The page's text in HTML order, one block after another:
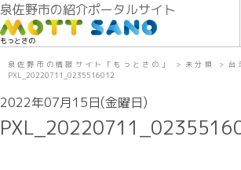
泉佐野市の紹介ポータルサイト
もっとさの
泉佐野市の情報サイト「もっとさの」 > 未分類 >台
PXL_20220711_0235516012
2022年07月15日(金曜日)